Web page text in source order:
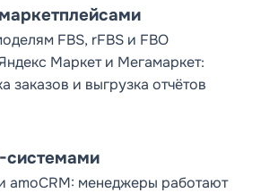
FBS, rFBS и FBO
Маркет и Мегамаркет:
заказов и выгрузка отчётов
системами
amoCRM: менеджеры работают